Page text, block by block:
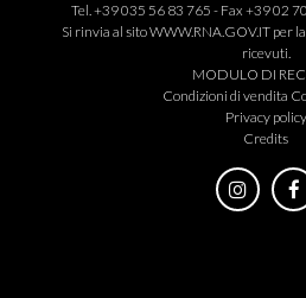
Tel. +39 035 56 83 765 - Fax +39 02
Si rinvia al sitoWWW.RNA.GOV.IT per
ricevuti.
MODULO DI
Condizioni di vendita
Privacy policy
Credits